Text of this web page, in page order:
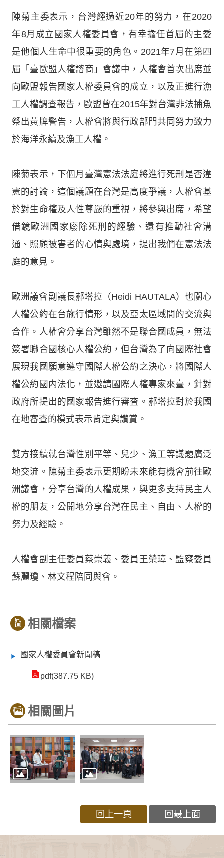
陳菊主委表示，台灣經過近20年的努力，在2020
年8月成立國家人權委員會，有幸擔任首屆的主委
是他個人生命中很重要的角色。2021年7月在第四
屆「臺歐盟人權諮商」會議中，人權會首次出席並
向歐盟報告國家人權委員會的成立，以及正進行漁
工人權調查報告，歐盟曾在2015年對台灣非法捕魚
祭出黃牌警告，人權會將與行政部門共同努力致力
於海洋永續及漁工人權。
陳菊表示，下個月臺灣憲法法庭將進行死刑是否違
憲的討論，這個議題在台灣是高度爭議，人權會基
於對生命權及人性尊嚴的重視，將參與出席，希望
借鏡歐洲國家廢除死刑的經驗、還有推動社會溝
通、照顧被害者的心情與處境，提出我們在憲法法
庭的意見。
歐洲議會副議長郝塔拉（Heidi HAUTALA）也關心
人權公約在台施行情形，以及亞太區域間的交流與
合作。人權會分享台灣雖然不是聯合國成員，無法
簽署聯合國核心人權公約，但台灣為了向國際社會
展現我國願意遵守國際人權公約之決心，將國際人
權公約國内法化，並邀請國際人權專家來臺，針對
政府所提出的國家報告進行審査。郝塔拉對於我國
在地審査的模式表示肯定與讚賞。
雙方接續就台灣性別平等、兒少、漁工等議題廣泛
地交流。陳菊主委表示更期盼未來能有機會前往歐
洲議會，分享台灣的人權成果，與更多支持民主人
權的朋友，公開地分享台灣在民主、自由、人權的
努力及經驗。
人權會副主任委員蔡崇義、委員王榮璋、監察委員
蘇麗瓊、林文程陪同與會。
相關檔案
國家人權委員會新聞稿
pdf(387.75 KB)
相關圖片
回上一頁 回最上面